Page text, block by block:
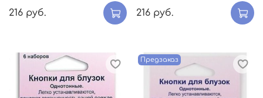
216 руб.
216 руб.
Предзаказ